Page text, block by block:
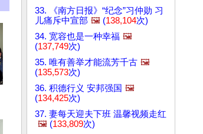
33. 《南方日报》“纪念”习仲勋 习
儿痛斥中宣部 🖼️ (138,104次)
34. 宽容也是一种幸福 🖼️
(137,749次)
35. 唯有善举才能流芳千古 🖼️
(135,573次)
36. 积德行义 安邦强国 🖼️
(134,425次)
37. 妻每天迎夫下班 温馨视频走红
🖼️ (133,809次)